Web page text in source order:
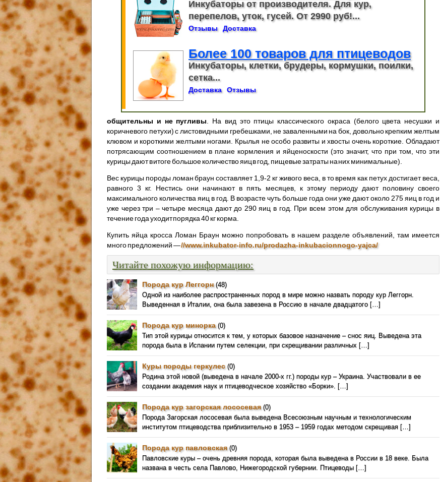
Инкубаторы от производителя. Для кур,
перепелов, уток, гусей. От 2990 руб!...
Отзывы Доставка
Более 100 товаров для птицеводов
Инкубаторы, клетки, брудеры, кормушки, поилки,
сетка...
Доставка Отзывы
общительны и не пугливы . На вид это птицы классического окраса (белого цвета несушки и
коричневого петухи) с листовидными гребешками, не заваленными на бок, довольно крепким желтым
клювом и короткими желтыми ногами. Крылья не особо развиты и хвосты очень короткие. Обладают
потрясающим соотношением в плане кормления и яйценоскости (это значит, что при том, что эти
курицы дают в итоге большое количество яиц в год, пищевые затраты на них минимальные).
Вес курицы породы ломан браун составляет 1,9-2 кг живого веса, в то время как петух достигает веса,
равного 3 кг. Нестись они начинают в пять месяцев, к этому периоду дают половину своего
максимального количества яиц в год. В возрасте чуть больше года они уже дают около 275 яиц в год и
уже через три – четыре месяца дают до 290 яиц в год. При всем этом для обслуживания курицы в
течение года уходит порядка 40 кг корма.
Купить яйца кросса Ломан Браун можно попробовать в нашем разделе объявлений, там имеется
много предложений —//www.inkubator-info.ru/prodazha-inkubacionnogo-yajca/
Читайте похожую информацию:
Порода кур Леггорн(48)
Одной из наиболее распространенных пород в мире можно назвать породу кур Леггорн.
Выведенная в Италии, она была завезена в Россию в начале двадцатого […]
Порода кур минорка(0)
Тип этой курицы относится к тем, у которых базовое назначение – снос яиц. Выведена эта
порода была в Испании путем селекции, при скрещивании различных […]
Куры породы геркулес(0)
Родина этой новой (выведена в начале 2000-х гг.) породы кур – Украина. Участвовали в ее
создании академия наук и птицеводческое хозяйство «Борки». […]
Порода кур загорская лососевая(0)
Порода Загорская лососевая была выведена Всесоюзным научным и технологическим
институтом птицеводства приблизительно в 1953 – 1959 годах методом скрещивая […]
Порода кур павловская(0)
Павловские куры – очень древняя порода, которая была выведена в России в 18 веке. Была
названа в честь села Павлово, Нижегородской губернии. Птицеводы […]